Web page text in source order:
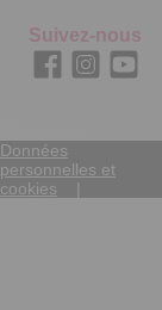
Suivez-nous
Données
personnelles et
cookies